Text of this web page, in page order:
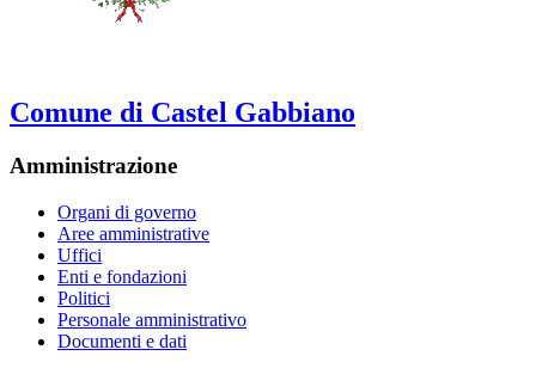
Comune di Castel Gabbiano
Amministrazione
Organi di governo
Aree amministrative
Uffici
Enti e fondazioni
Politici
Personale amministrativo
Documenti e dati